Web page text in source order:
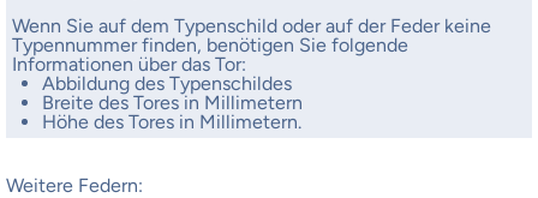
Wenn Sie auf dem Typenschild oder auf der Feder keine
Typennummer finden, benötigen Sie folgende
Informationen über das Tor:
Abbildung des Typenschildes
Breite des Tores in Millimetern
Höhe des Tores in Millimetern.
Weitere Federn: